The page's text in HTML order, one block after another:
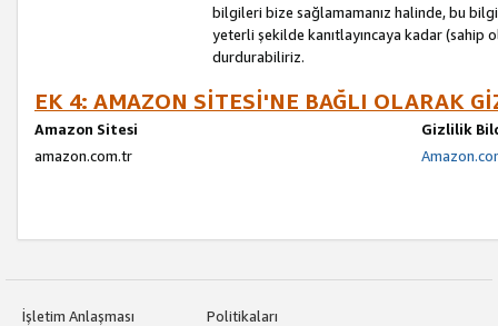
bilgileri bize sağlamamanız halinde, bu
yeterli şekilde kanıtlayıncaya kadar
durdurabiliriz.
EK 4: AMAZON SİTESİ'NE BAĞLI OLARAK
Amazon Sitesi
Gizlilik
amazon.com.tr
İşletim Anlaşması
Politikaları